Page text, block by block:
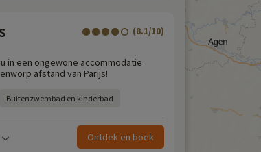
(8.1/10)
in een ongewone accommodatie
afstand van Parijs!
Buitenzwembad en kinderbad
Ontdek en boek